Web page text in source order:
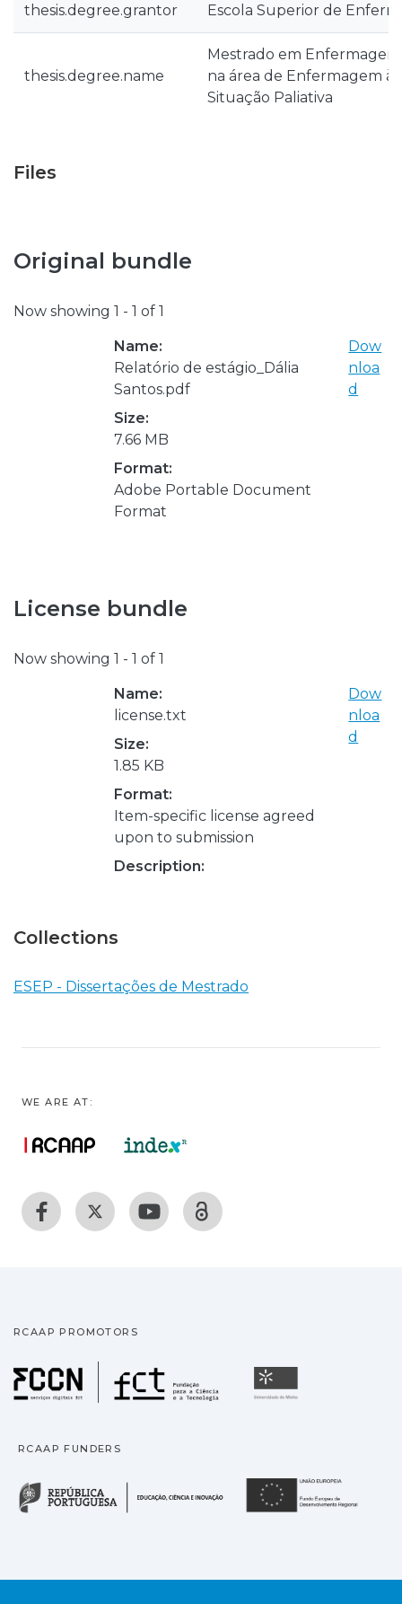
thesis.degree.grantor Escola Superior de
thesis.degree.name
Mestrado em
na área de Enfermagem à
Situação Paliativa
Files
Original bundle
Now showing 1 - 1 of 1
Name:
Relatório de estágio_Dália
Santos.pdf
Size:
7.66 MB
Format:
Adobe Portable Document
Format
Dow
nloa
d
License bundle
Now showing 1 - 1 of 1
Name:
license.txt
Size:
1.85 KB
Format:
Item-specific license agreed
upon to submission
Description:
Dow
nloa
d
Collections
ESEP - Dissertações de Mestrado
WE ARE AT:
RCAAP PROMOTORS
Fundação para a
RCAAP FUNDERS
República Portuguesa